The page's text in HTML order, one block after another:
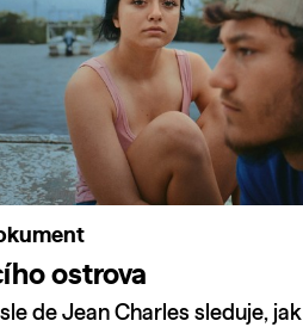
ostrova
de Jean Charles sleduje, jak